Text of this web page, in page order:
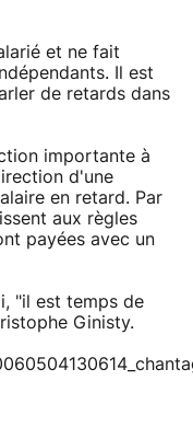
et ne fait
Il est
de retards dans
importante à
d'une
en retard. Par
aux règles
payées avec un
"il est temps de
Ginisty.